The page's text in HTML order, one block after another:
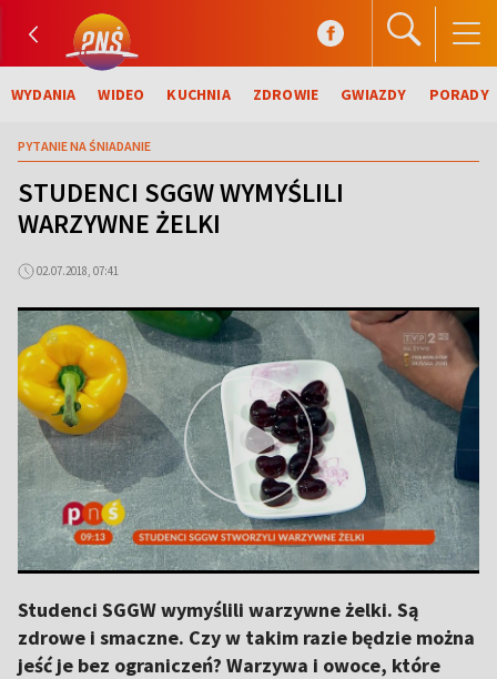
WYDANIA WIDEO KUCHNIA ZDROWIE GWIAZDY PORADY
PYTANIE NA ŚNIADANIE
STUDENCI SGGW WYMYŚLILI
WARZYWNE ŻELKI
02.07.2018, 07:41
Studenci SGGW wymyślili warzywne żelki. Są
zdrowe i smaczne. Czy w takim razie będzie można
jeść je bez ograniczeń? Warzywa i owoce, które